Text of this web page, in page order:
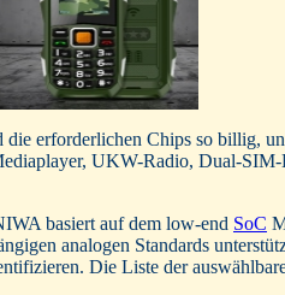
erforderlichen Chips so billig,
UKW-Radio, Dual-
basiert auf dem low-end SoC
analogen Standards
Die Liste der